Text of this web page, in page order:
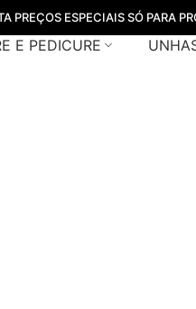
PREÇOS ESPECIAIS SÓ PARA
E PEDICURE